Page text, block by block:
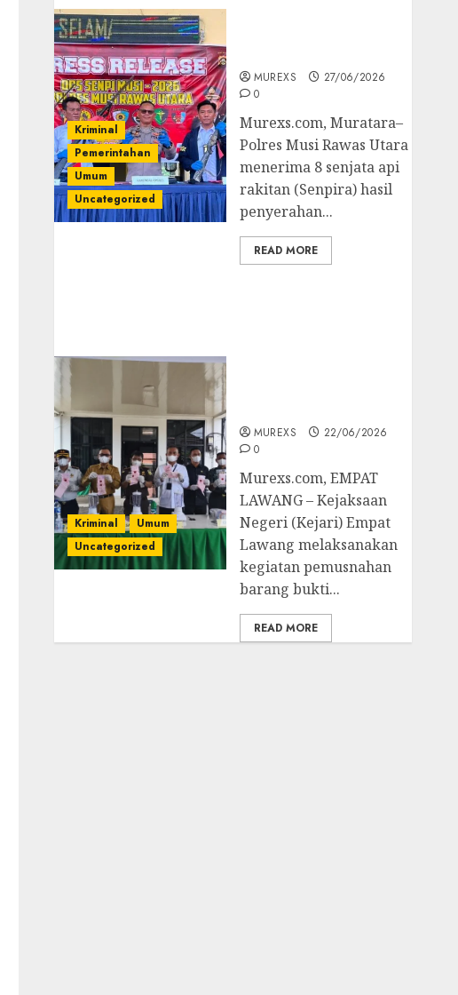
Kriminal
Pemerintahan
Umum
Uncategorized
MUREXS
27/06/2026
0
Murexs.com, Muratara–
Polres Musi Rawas Utara
menerima 8 senjata api
rakitan (Senpira) hasil
penyerahan...
READ MORE
Kriminal
Umum
Uncategorized
MUREXS
22/06/2026
0
‎Murexs.com, EMPAT
LAWANG – Kejaksaan
Negeri (Kejari) Empat
Lawang melaksanakan
kegiatan pemusnahan
barang bukti...
READ MORE